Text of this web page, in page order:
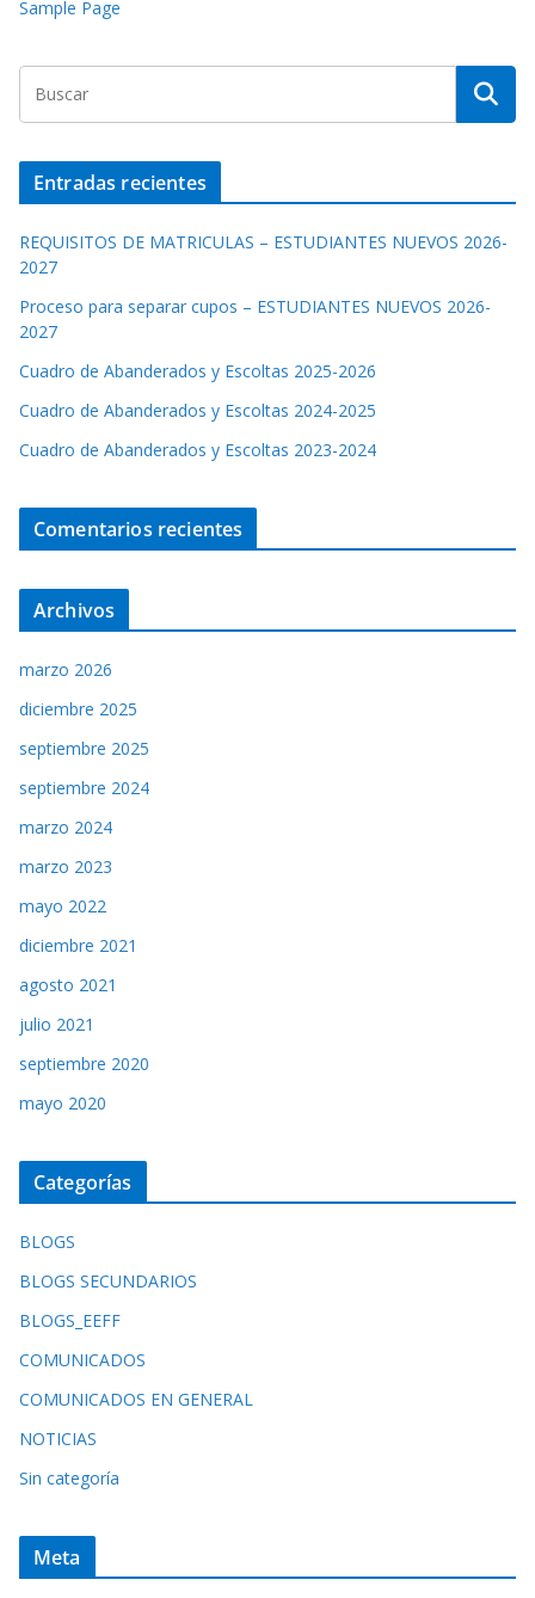
Sample Page
Entradas recientes
REQUISITOS DE MATRICULAS – ESTUDIANTES NUEVOS 2026-
2027
Proceso para separar cupos – ESTUDIANTES NUEVOS 2026-
2027
Cuadro de Abanderados y Escoltas 2025-2026
Cuadro de Abanderados y Escoltas 2024-2025
Cuadro de Abanderados y Escoltas 2023-2024
Comentarios recientes
Archivos
marzo 2026
diciembre 2025
septiembre 2025
septiembre 2024
marzo 2024
marzo 2023
mayo 2022
diciembre 2021
agosto 2021
julio 2021
septiembre 2020
mayo 2020
Categorías
BLOGS
BLOGS SECUNDARIOS
BLOGS_EEFF
COMUNICADOS
COMUNICADOS EN GENERAL
NOTICIAS
Sin categoría
Meta